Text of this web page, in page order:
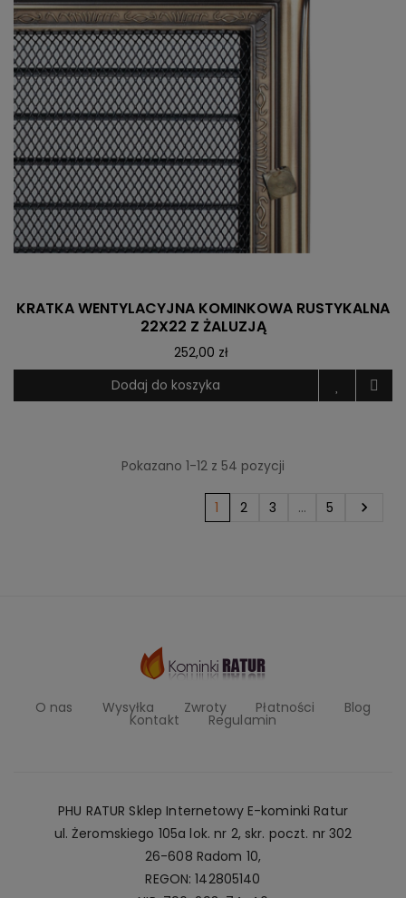
KRATKA WENTYLACYJNA KOMINKOWA RUSTYKALNA
22X22 Z ŻALUZJĄ
252,00 zł
Dodaj do koszyka
Pokazano 1-12 z 54 pozycji
1 2 3 … 5 
O nas Wysyłka Zwroty Płatności Blog
Kontakt Regulamin
PHU RATUR Sklep Internetowy E-kominki Ratur
ul. Żeromskiego 105a lok. nr 2, skr. poczt. nr 302
26-608 Radom 10,
REGON: 142805140